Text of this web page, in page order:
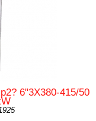
6"3X380-415/50